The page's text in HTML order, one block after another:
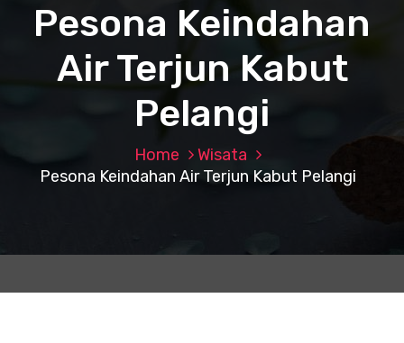
Pesona Keindahan
Air Terjun Kabut
Pelangi
Home
Wisata
Pesona Keindahan Air Terjun Kabut Pelangi